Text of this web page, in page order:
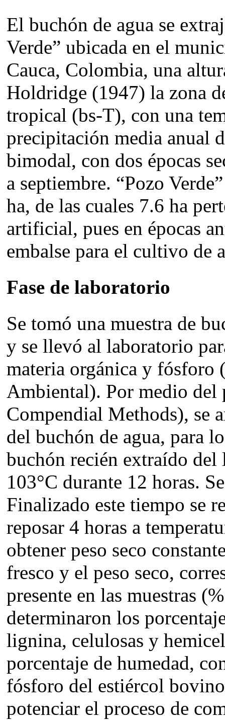
El buchón de agua se
Verde” ubicada en el
Cauca, Colombia, una
Holdridge (1947) la zona
tropical (bs-T), con una
precipitación media anual
bimodal, con dos épocas
a septiembre. “Pozo Verde”
ha, de las cuales 7.6 ha
artificial, pues en épocas
embalse para el cultivo de
Fase de laboratorio
Se tomó una muestra de
y se llevó al laboratorio
materia orgánica y fósforo
Ambiental). Por medio
Compendial Methods), se
del buchón de agua, para
buchón recién extraído del
103°C durante 12 horas.
Finalizado este tiempo se
reposar 4 horas a
obtener peso seco
fresco y el peso seco,
presente en las muestras
determinaron los
lignina, celulosas y
porcentaje de humedad,
fósforo del estiércol
potenciar el proceso de